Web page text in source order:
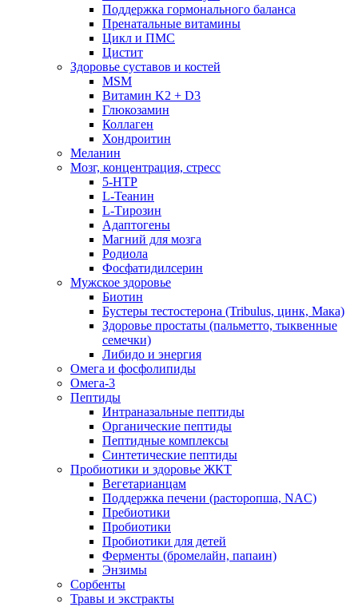
Поддержка гормонального баланса
Пренатальные витамины
Цикл и ПМС
Цистит
Здоровье суставов и костей
MSM
Витамин K2 + D3
Глюкозамин
Коллаген
Хондроитин
Меланин
Мозг, концентрация, стресс
5-HTP
L-Теанин
L-Тирозин
Адаптогены
Магний для мозга
Родиола
Фосфатидилсерин
Мужское здоровье
Биотин
Бустеры тестостерона (Tribulus, цинк, Мака)
Здоровье простаты (пальметто, тыквенные
семечки)
Либидо и энергия
Омега и фосфолипиды
Омега-3
Пептиды
Интраназальные пептиды
Органические пептиды
Пептидные комплексы
Синтетические пептиды
Пробиотики и здоровье ЖКТ
Вегетарианцам
Поддержка печени (расторопша, NAC)
Пребиотики
Пробиотики
Пробиотики для детей
Ферменты (бромелайн, папаин)
Энзимы
Сорбенты
Травы и экстракты